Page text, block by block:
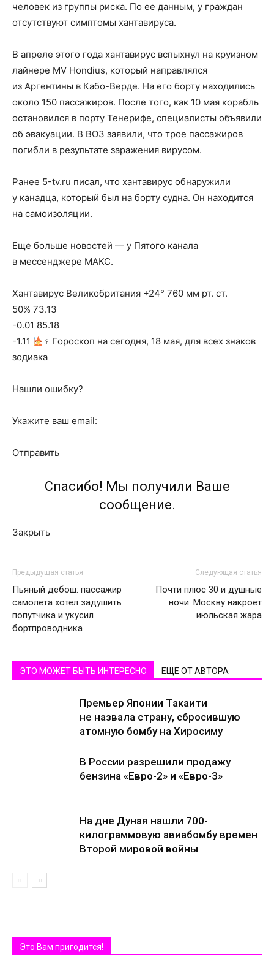
человек из группы риска. По ее данным, у граждан
отсутствуют симптомы хантавируса.
В апреле этого года хантавирус вспыхнул на круизном
лайнере MV Hondius, который направлялся
из Аргентины в Кабо-Верде. На его борту находились
около 150 пассажиров. После того, как 10 мая корабль
остановился в порту Тенерифе, специалисты объявили
об эвакуации. В ВОЗ заявили, что трое пассажиров
погибли в результате заражения вирусом.
Ранее 5-tv.ru писал, что хантавирус обнаружили
у канадца, который был на борту судна. Он находится
на самоизоляции.
Еще больше новостей — у Пятого канала
в мессенджере МАКС.
Хантавирус Великобритания +24° 760 мм рт. ст.
50% 73.13
-0.01 85.18
-1.11
‍♀ Гороскоп на сегодня, 18 мая, для всех знаков
зодиака
Нашли ошибку?
Укажите ваш email:
Отправить
Спасибо! Мы получили Ваше
сообщение.
Закрыть
Предыдущая статья
Пьяный дебош: пассажир
самолета хотел задушить
попутчика и укусил
бортпроводника
Следующая статья
Почти плюс 30 и душные
ночи: Москву накроет
июльская жара
ЭТО МОЖЕТ БЫТЬ ИНТЕРЕСНО ЕЩЕ ОТ АВТОРА
Премьер Японии Такаити
не назвала страну, сбросившую
атомную бомбу на Хиросиму
В России разрешили продажу
бензина «Евро-2» и «Евро-3»
На дне Дуная нашли 700-
килограммовую авиабомбу времен
Второй мировой войны
Это Вам пригодится!